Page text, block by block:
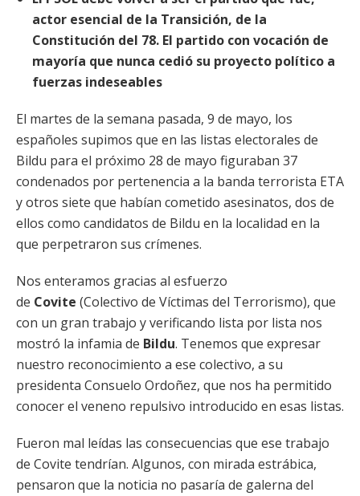
actor esencial de la Transición, de la
Constitución del 78. El partido con vocación de
mayoría que nunca cedió su proyecto político a
fuerzas indeseables
El martes de la semana pasada, 9 de mayo, los
españoles supimos que en las listas electorales de
Bildu para el próximo 28 de mayo figuraban 37
condenados por pertenencia a la banda terrorista ETA
y otros siete que habían cometido asesinatos, dos de
ellos como candidatos de Bildu en la localidad en la
que perpetraron sus crímenes.
Nos enteramos gracias al esfuerzo
de Covite (Colectivo de Víctimas del Terrorismo), que
con un gran trabajo y verificando lista por lista nos
mostró la infamia de Bildu. Tenemos que expresar
nuestro reconocimiento a ese colectivo, a su
presidenta Consuelo Ordoñez, que nos ha permitido
conocer el veneno repulsivo introducido en esas listas.
Fueron mal leídas las consecuencias que ese trabajo
de Covite tendrían. Algunos, con mirada estrábica,
pensaron que la noticia no pasaría de galerna del